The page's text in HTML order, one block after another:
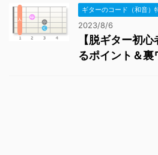
ギターのコード（和音）
2023/8/6
【脱ギター初
るポイント＆裏